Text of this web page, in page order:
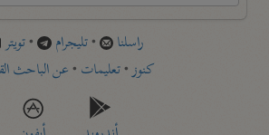
راسلنا •تليجرام •تويتر
كنوز•تعليمات •عن الباحث